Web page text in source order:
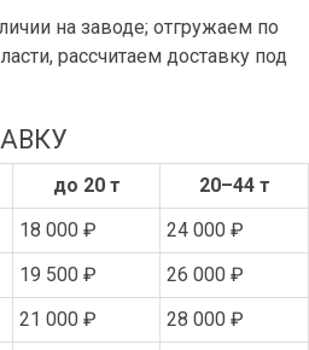
на заводе; отгружаем по
рассчитаем доставку под
до 20 т
20–44 т
18 000 ₽
24 000 ₽
19 500 ₽
26 000 ₽
21 000 ₽
28 000 ₽